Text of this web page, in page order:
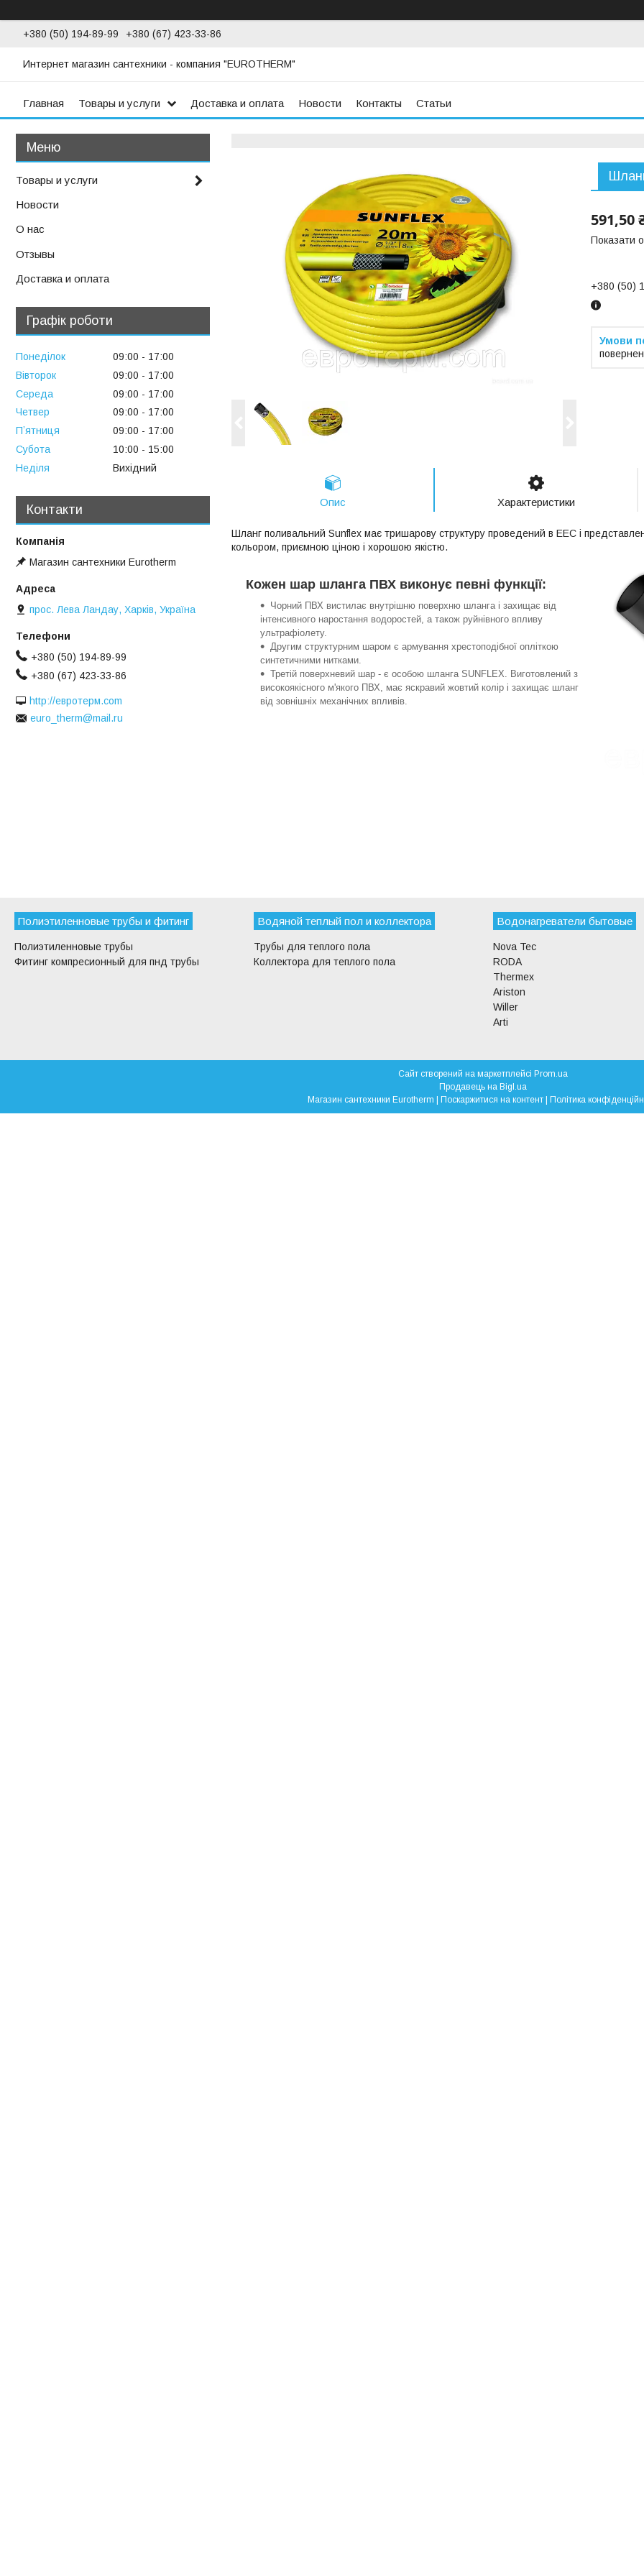
+380 (50) 194-89-99 +380 (67) 423-33-86
Интернет магазин сантехники - компания "EUROTHERM"
Главная Товары и услуги Доставка и оплата Новости Контакты Статьи
591,50
Показати
+380 (50)
Опис Характеристики
Шланг поливальний Sunflex має тришарову структуру проведений в ЕЕС і
кольором, приємною ціною і хорошою якістю.
Кожен шар шланга ПВХ виконує певні функції:
Чорний ПВХ вистилає внутрішню поверхню шланга і захищає від
інтенсивного наростання водоростей, а також руйнівного впливу
ультрафіолету.
Другим структурним шаром є армування хрестоподібної опліткою
синтетичними нитками.
Третій поверхневий шар - є особою шланга SUNFLEX. Виготовлений з
високоякісного м'якого ПВХ, має яскравий жовтий колір і захищає шланг
від зовнішніх механічних впливів.
Товары и услуги
Новости
О нас
Отзывы
Доставка и оплата
Графік роботи
Понеділок 09:00
17:00
Вівторок
09:00
17:00
Середа
09:00
17:00
Четвер
09:00
17:00
Пʼятниця
09:00
17:00
Субота
10:00
15:00
Неділя
Вихідний
Контакти
Магазин сантехники Eurotherm
прос. Лева Ландау, Харків, Україна
+380 (50) 194-89-99
+380 (67) 423-33-86
http://евротерм.com
euro_therm@mail.ru
Полиэтиленновые трубы и фитинг
Полиэтиленновые трубы
Фитинг компресионный для пнд трубы
Водяной теплый пол и коллектора
Трубы для теплого пола
Коллектора для теплого пола
Водонагреватели бытовые
Nova Tec
RODA
Thermex
Ariston
Willer
Arti
Сайт створений на маркетплейсі Prom.ua
Продавець на Bigl.ua
Магазин сантехники Eurotherm | Поскаржитися на контент | Політика